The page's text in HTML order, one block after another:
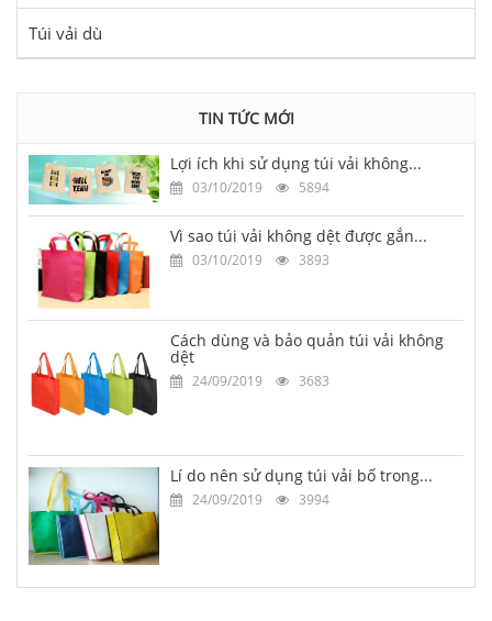
Túi vải dù
TIN TỨC MỚI
Lợi ích khi sử dụng túi vải không...
03/10/2019 5894
Vì sao túi vải không dệt được gắn...
03/10/2019 3893
Cách dùng và bảo quản túi vải không
dệt
24/09/2019 3683
Lí do nên sử dụng túi vải bố trong...
24/09/2019 3994